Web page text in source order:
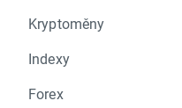
Kryptoměny
Indexy
Forex